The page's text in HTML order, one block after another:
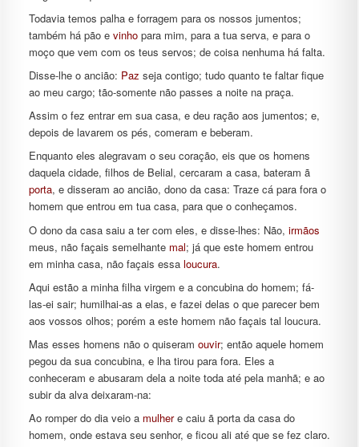
Todavia temos palha e forragem para os nossos jumentos;
também há pão e vinhopara mim, para a tua serva, e para o
moço que vem com os teus servos; de coisa nenhuma há falta.
Disse-lhe o ancião: Paz seja contigo; tudo quanto te faltar fique
ao meu cargo; tão-somente não passes a noite na praça.
Assim o fez entrar em sua casa, e deu ração aos jumentos; e,
depois de lavarem os pés, comeram e beberam.
Enquanto eles alegravam o seu coração, eis que os homens
daquela cidade, filhos de Belial, cercaram a casa, bateram ã
porta, e disseram ao ancião, dono da casa: Traze cá para fora o
homem que entrou em tua casa, para que o conheçamos.
O dono da casa saiu a ter com eles, e disse-lhes: Não, irmãos
meus, não façais semelhante mal; já que este homem entrou
em minha casa, não façais essa loucura.
Aqui estão a minha filha virgem e a concubina do homem; fá-
las-ei sair; humilhai-as a elas, e fazei delas o que parecer bem
aos vossos olhos; porém a este homem não façais tal loucura.
Mas esses homens não o quiseram ouvir; então aquele homem
pegou da sua concubina, e lha tirou para fora. Eles a
conheceram e abusaram dela a noite toda até pela manhã; e ao
subir da alva deixaram-na:
Ao romper do dia veio a mulhere caiu ã porta da casa do
homem, onde estava seu senhor, e ficou ali até que se fez claro.